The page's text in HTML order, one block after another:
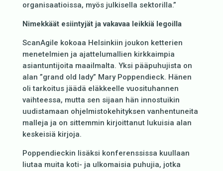
organisaatioissa, myös julkisella sektorilla.”
Nimekkäät esiintyjät ja vakavaa leikkiä legoilla
ScanAgile kokoaa Helsinkiin joukon ketterien
menetelmien ja ajattelumallien kirkkaimpia
asiantuntijoita maailmalta. Yksi pääpuhujista on
alan ”grand old lady” Mary Poppendieck. Hänen
oli tarkoitus jäädä eläkkeelle vuosituhannen
vaihteessa, mutta sen sijaan hän innostuikin
uudistamaan ohjelmistokehityksen vanhentuneita
malleja ja on sittemmin kirjoittanut lukuisia alan
keskeisiä kirjoja.
Poppendieckin lisäksi konferenssissa kuullaan
liutaa muita koti- ja ulkomaisia puhujia, jotka